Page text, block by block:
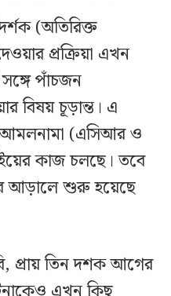
(অতিরিক্ত
প্রক্রিয়া এখন
পাঁচজন
বিষয় চূড়ান্ত। এ
(এসিআর ও
কাজ চলছে। তবে
আড়ালে শুরু হয়েছে
প্রায় তিন দশক আগের